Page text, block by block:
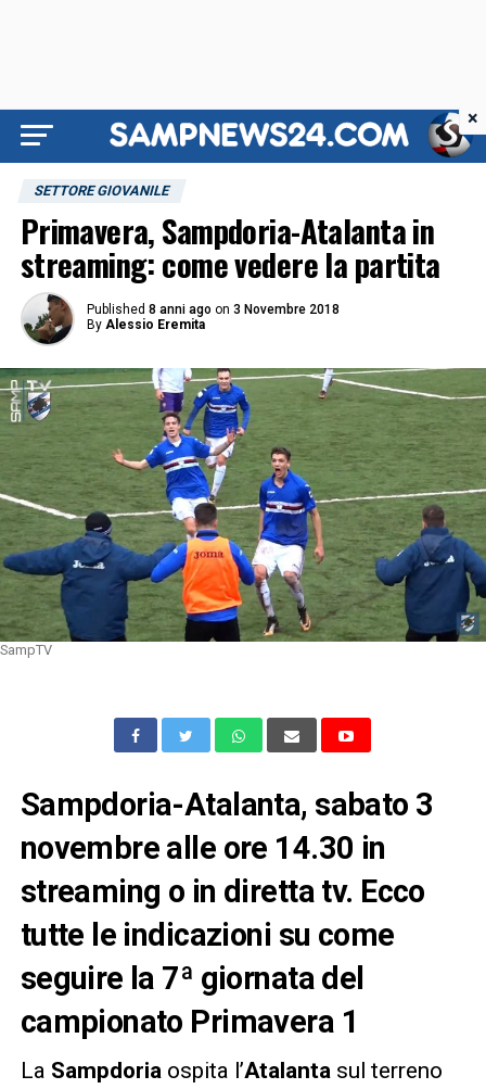
SETTORE GIOVANILE
Primavera, Sampdoria-Atalanta in
streaming: come vedere la partita
Published 8 anni ago on 3 Novembre 2018
By Alessio Eremita
SampTV
Sampdoria-Atalanta, sabato 3
novembre alle ore 14.30 in
streaming o in diretta tv. Ecco
tutte le indicazioni su come
seguire la 7ª giornata del
campionato Primavera 1
La Sampdoria ospita l’Atalanta sul terreno
×